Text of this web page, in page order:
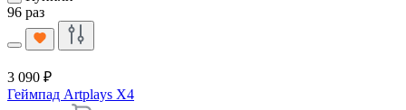
96 раз
3 090 ₽
Геймпад Artplays X4